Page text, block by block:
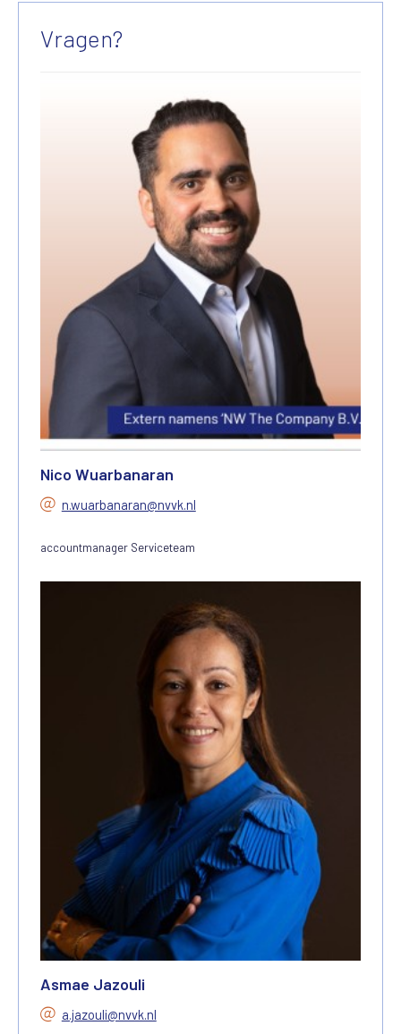
Vragen?
Nico Wuarbanaran
n.wuarbanaran@nvvk.nl
accountmanager Serviceteam
Asmae Jazouli
a.jazouli@nvvk.nl